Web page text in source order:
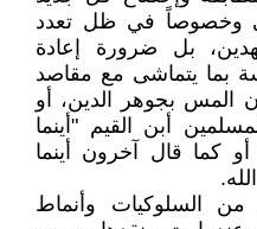
وخصوصاً في ظل تعدد
بل ضرورة إعادة
بما يتماشى مع مقاصد
المس بجوهر الدين، أو
أبن القيم "أينما
كما قال آخرون أينما
من السلوكيات وأنماط